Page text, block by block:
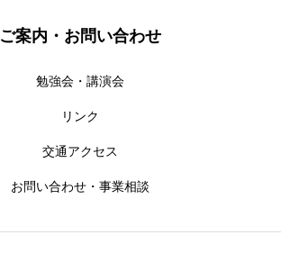
ご案内・お問い合わせ
勉強会・講演会
リンク
交通アクセス
お問い合わせ・事業相談